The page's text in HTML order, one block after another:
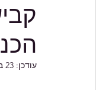
עודכן: 23 בפבר׳ 2025